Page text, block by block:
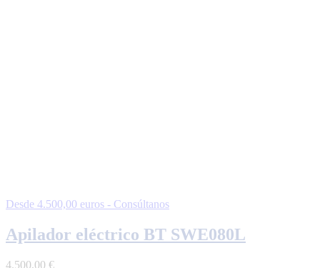
Desde 4.500,00 euros - Consúltanos
Apilador eléctrico BT SWE080L
4.500,00 €